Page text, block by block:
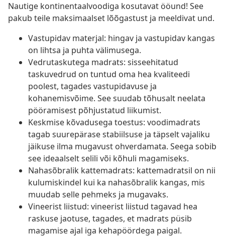
Nautige kontinentaalvoodiga kosutavat ööund! See
pakub teile maksimaalset lõõgastust ja meeldivat und.
Vastupidav materjal: hingav ja vastupidav kangas
on lihtsa ja puhta välimusega.
Vedrutaskutega madrats: sisseehitatud
taskuvedrud on tuntud oma hea kvaliteedi
poolest, tagades vastupidavuse ja
kohanemisvõime. See suudab tõhusalt neelata
pööramisest põhjustatud liikumist.
Keskmise kõvadusega toestus: voodimadrats
tagab suurepärase stabiilsuse ja täpselt vajaliku
jäikuse ilma mugavust ohverdamata. Seega sobib
see ideaalselt selili või kõhuli magamiseks.
Nahasõbralik kattemadrats: kattemadratsil on nii
kulumiskindel kui ka nahasõbralik kangas, mis
muudab selle pehmeks ja mugavaks.
Vineerist liistud: vineerist liistud tagavad hea
raskuse jaotuse, tagades, et madrats püsib
magamise ajal iga kehapöördega paigal.